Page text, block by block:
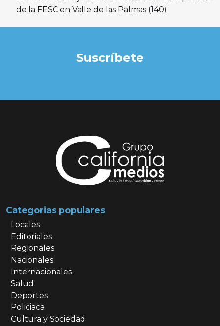
de la FESC en Valle de las Palmas (140)
Suscríbete
Categorias populares
Locales
Editoriales
Regionales
Nacionales
Internacionales
Salud
Deportes
Policiaca
Cultura y Sociedad